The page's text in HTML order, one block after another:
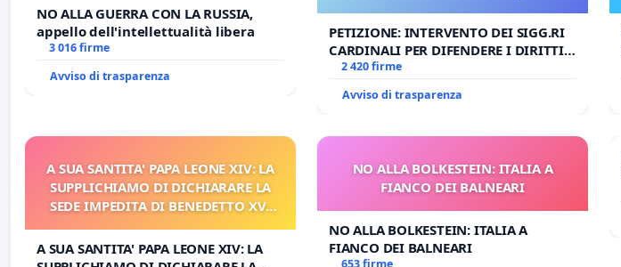
NO ALLA GUERRA CON LA RUSSIA,
appello dell'intellettualità libera
3 016 firme
Avviso di trasparenza
PETIZIONE: INTERVENTO DEI SIGG.RI
CARDINALI PER DIFENDERE I DIRITTI
DELLA SEDE APOSTOLICA (ART. 3 UDG)
2 420 firme
Avviso di trasparenza
A SUA SANTITA' PAPA LEONE XIV: LA
SUPPLICHIAMO DI DICHIARARE LA
SEDE IMPEDITA DI BENEDETTO XVI
PROCESSO
A SUA SANTITA' PAPA LEONE XIV: LA
NO ALLA BOLKESTEIN: ITALIA A
FIANCO DEI BALNEARI
NO ALLA BOLKESTEIN: ITALIA A
FIANCO DEI BALNEARI